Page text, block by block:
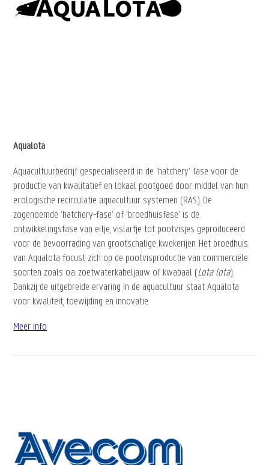
Aqualota
Aquacultuurbedrijf gespecialiseerd in de 'hatchery' fase voor de
productie van kwalitatief en lokaal pootgoed door middel van hun
ecologische recirculatie aquacultuur systemen (RAS). De
zogenoemde 'hatchery-fase' of ‘broedhuisfase’ is de
ontwikkelingsfase van eitje, vislarfje tot pootvisjes geproduceerd
voor de bevoorrading van grootschalige kwekerijen. Het broedhuis
van Aqualota focust zich op de pootvisproductie van commerciële
soorten zoals o.a. zoetwaterkabeljauw of kwabaal (Lota lota).
Dankzij de uitgebreide ervaring in de aquacultuur staat Aqualota
voor kwaliteit, toewijding en innovatie.
Meer info